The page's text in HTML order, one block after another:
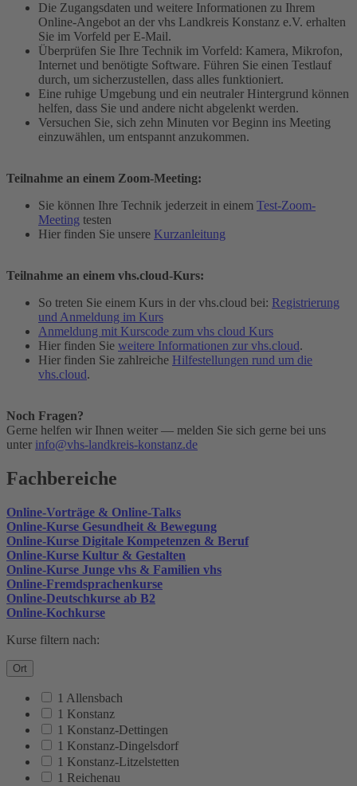
Die Zugangsdaten und weitere Informationen zu Ihrem
Online-Angebot an der vhs Landkreis Konstanz e.V. erhalten
Sie im Vorfeld per E-Mail.
Überprüfen Sie Ihre Technik im Vorfeld: Kamera, Mikrofon,
Internet und benötigte Software. Führen Sie einen Testlauf
durch, um sicherzustellen, dass alles funktioniert.
Eine ruhige Umgebung und ein neutraler Hintergrund können
helfen, dass Sie und andere nicht abgelenkt werden.
Versuchen Sie, sich zehn Minuten vor Beginn ins Meeting
einzuwählen, um entspannt anzukommen.
Teilnahme an einem Zoom-Meeting:
Sie können Ihre Technik jederzeit in einem Test-Zoom-
Meeting testen
Hier finden Sie unsere Kurzanleitung
Teilnahme an einem vhs.cloud-Kurs:
So treten Sie einem Kurs in der vhs.cloud bei: Registrierung
und Anmeldung im Kurs
Anmeldung mit Kurscode zum vhs cloud Kurs
Hier finden Sie weitere Informationen zur vhs.cloud.
Hier finden Sie zahlreiche Hilfestellungen rund um die
vhs.cloud.
Noch Fragen?
Gerne helfen wir Ihnen weiter — melden Sie sich gerne bei uns
unter info@vhs-landkreis-konstanz.de
Fachbereiche
Online-Vorträge & Online-Talks
Online-Kurse Gesundheit & Bewegung
Online-Kurse Digitale Kompetenzen & Beruf
Online-Kurse Kultur & Gestalten
Online-Kurse Junge vhs & Familien vhs
Online-Fremdsprachenkurse
Online-Deutschkurse ab B2
Online-Kochkurse
Kurse filtern nach:
Ort
1 Allensbach
1 Konstanz
1 Konstanz-Dettingen
1 Konstanz-Dingelsdorf
1 Konstanz-Litzelstetten
1 Reichenau